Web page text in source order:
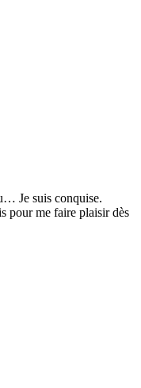
Je suis conquise.
pour me faire plaisir dès